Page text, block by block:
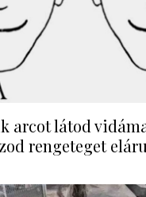
arcot látod
rengeteget